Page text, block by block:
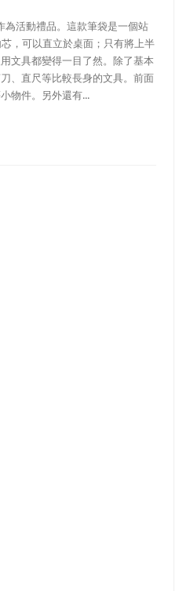
為活動禮品。這款筆袋是一個站
，可以直立於桌面；只有將上半
文具都變得一目了然。除了基本
、直尺等比較長身的文具。前面
物件。另外還有...